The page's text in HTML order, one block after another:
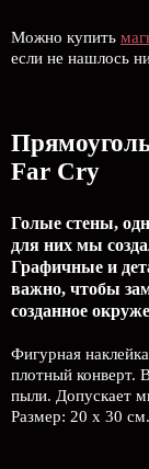
Можно купить
если не нашлось
Far Cry
Голые стены,
для них мы
Графичные и
важно, чтобы
созданное
Фигурная
плотный конверт.
пыли. Допускает
Размер: 20 х 30 см.